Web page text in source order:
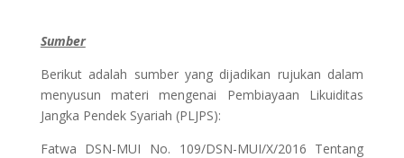
Sumber
Berikut adalah sumber yang dijadikan rujukan dalam
menyusun materi mengenai Pembiayaan Likuiditas
Jangka Pendek Syariah (PLJPS):
Fatwa DSN-MUI No. 109/DSN-MUI/X/2016 Tentang